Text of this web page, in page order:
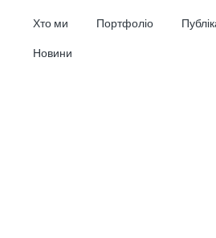
Хто ми Портфоліо
Новини